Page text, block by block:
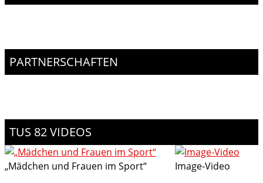
PARTNERSCHAFTEN
TUS 82 VIDEOS
„Mädchen und Frauen im Sport“ Image-Video